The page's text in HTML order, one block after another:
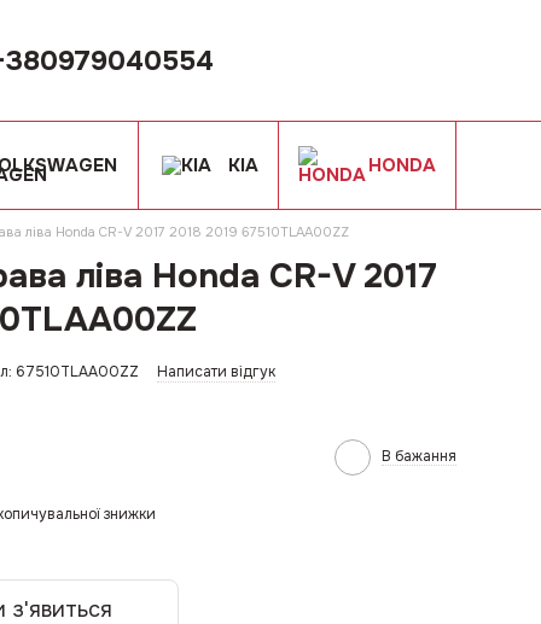
KIA HONDA
ліва Honda CR-V 2017 2018 2019 67510TLAA00ZZ
ліва Honda CR-V 2017
67510TLAA00ZZ Написати відгук
В бажання
знижки
з'явиться